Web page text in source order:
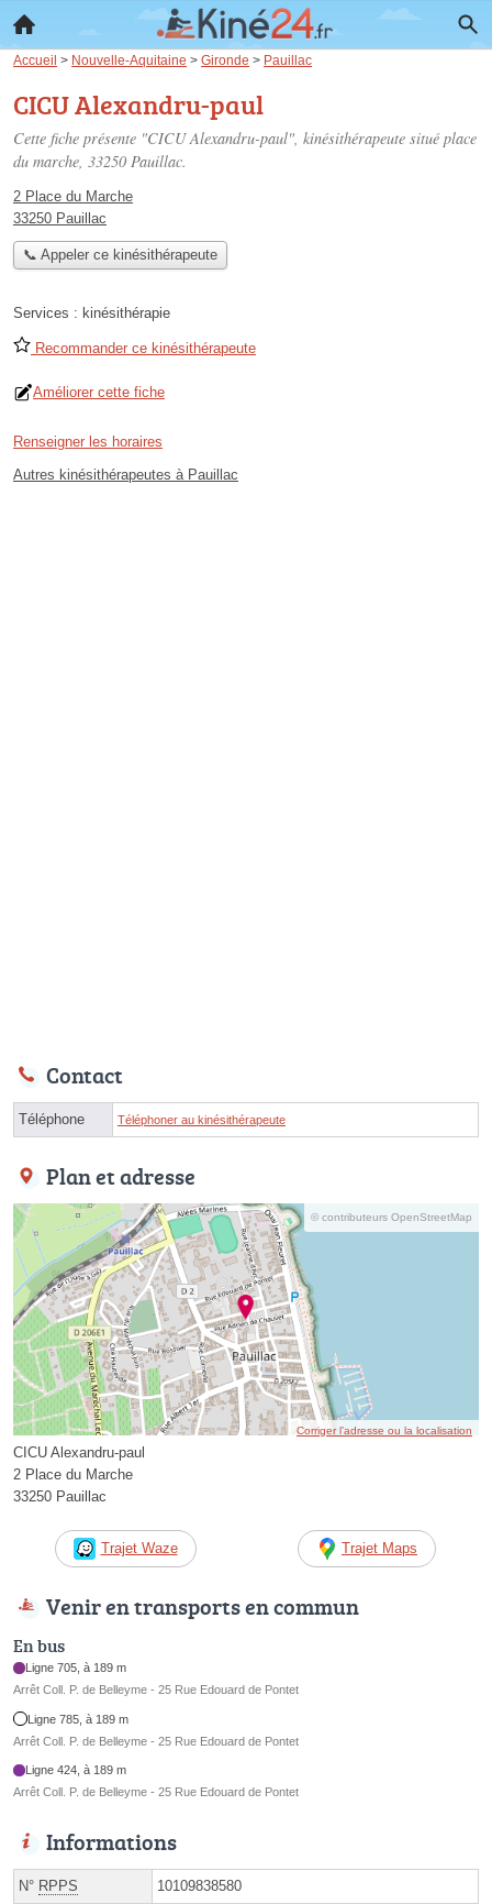
Accueil > Nouvelle-Aquitaine > Gironde > Pauillac
CICU Alexandru-paul
Cette fiche présente "CICU Alexandru-paul", kinésithérapeute situé place
du marche, 33250 Pauillac.
2 Place du Marche
33250 Pauillac
📞 Appeler ce kinésithérapeute
Services : kinésithérapie
Recommander ce kinésithérapeute
Améliorer cette fiche
Renseigner les horaires
Autres kinésithérapeutes à Pauillac
Contact
Téléphone Téléphoner au kinésithérapeute
Plan et adresse
© contributeurs OpenStreetMap
Corriger l’adresse ou la localisation
CICU Alexandru-paul
2 Place du Marche
33250 Pauillac
Trajet Waze Trajet Maps
Venir en transports en commun
En bus
Ligne 705, à 189 m
Arrêt Coll. P. de Belleyme - 25 Rue Edouard de Pontet
Ligne 785, à 189 m
Arrêt Coll. P. de Belleyme - 25 Rue Edouard de Pontet
Ligne 424, à 189 m
Arrêt Coll. P. de Belleyme - 25 Rue Edouard de Pontet
Informations
N° RPPS 10109838580